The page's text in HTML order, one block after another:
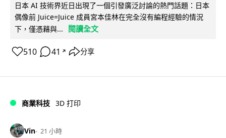
日本 AI 技術界近日出現了一個引發廣泛討論的熱門話題：日本
偶像前 Juice=Juice 成員宮本佳林在完全沒有編程經驗的情況
下，僅憑藉與...
閱讀全文
510 41 ↗ 分享
商業科技 3D 打印
Vin 21 小時